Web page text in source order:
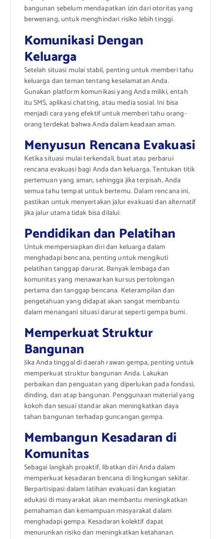
bangunan sebelum mendapatkan izin dari otoritas yang
berwenang, untuk menghindari risiko lebih tinggi.
Komunikasi Dengan
Keluarga
Setelah situasi mulai stabil, penting untuk memberi tahu
keluarga dan teman tentang keselamatan Anda.
Gunakan platform komunikasi yang Anda miliki, entah
itu SMS, aplikasi chatting, atau media sosial. Ini bisa
menjadi cara yang efektif untuk memberi tahu orang-
orang terdekat bahwa Anda dalam keadaan aman.
Menyusun Rencana Evakuasi
Ketika situasi mulai terkendali, buat atau perbarui
rencana evakuasi bagi Anda dan keluarga. Tentukan titik
pertemuan yang aman, sehingga jika terpisah, Anda
semua tahu tempat untuk bertemu. Dalam rencana ini,
pastikan untuk menyertakan jalur evakuasi dan alternatif
jika jalur utama tidak bisa dilalui.
Pendidikan dan Pelatihan
Untuk mempersiapkan diri dan keluarga dalam
menghadapi bencana, penting untuk mengikuti
pelatihan tanggap darurat. Banyak lembaga dan
komunitas yang menawarkan kursus pertolongan
pertama dan tanggap bencana. Keterampilan dan
pengetahuan yang didapat akan sangat membantu
dalam menangani situasi darurat seperti gempa bumi.
Memperkuat Struktur
Bangunan
Jika Anda tinggal di daerah rawan gempa, penting untuk
memperkuat struktur bangunan Anda. Lakukan
perbaikan dan penguatan yang diperlukan pada fondasi,
dinding, dan atap bangunan. Penggunaan material yang
kokoh dan sesuai standar akan meningkatkan daya
tahan bangunan terhadap guncangan gempa.
Membangun Kesadaran di
Komunitas
Sebagai langkah proaktif, libatkan diri Anda dalam
memperkuat kesadaran bencana di lingkungan sekitar.
Berpartisipasi dalam latihan evakuasi dan kegiatan
edukasi di masyarakat akan membantu meningkatkan
pemahaman dan kemampuan masyarakat dalam
menghadapi gempa. Kesadaran kolektif dapat
menurunkan risiko dan meningkatkan ketahanan.